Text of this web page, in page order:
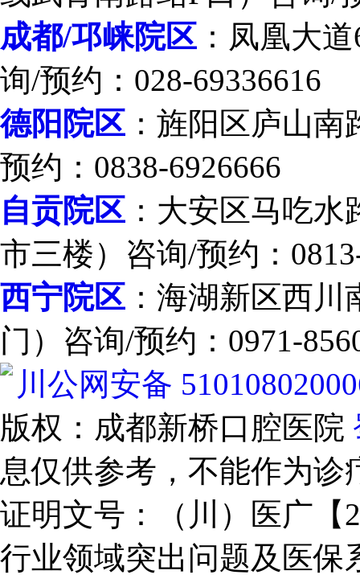
成都/邛崃院区 ：凤凰大
询/预约：028-69336616
德阳院区 ：旌阳区庐山
预约：0838-6926666
自贡院区 ：大安区马吃
市三楼）咨询/预约：
西宁院区 ：海湖新区西
门）咨询/预约：0971-
川公网安备
版权：成都新桥口腔医院
息仅供参考，不能作为
证明文号：（川）医广【
行业领域突出问题及医保